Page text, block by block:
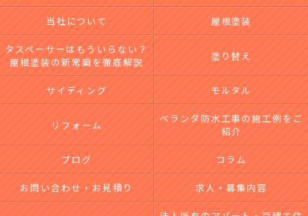
当社について 屋根塗装
タスペーサーはもういらない？
屋根塗装の新常識を徹底解説
塗り替え
サイディング モルタル
リフォーム
ベランダ防水工事の施工例をご
紹介
ブログ コラム
お問い合わせ・お見積り 求人・募集内容